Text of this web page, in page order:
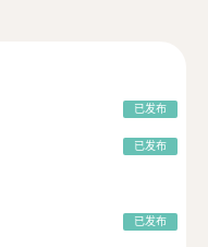
已发布
已发布
已发布